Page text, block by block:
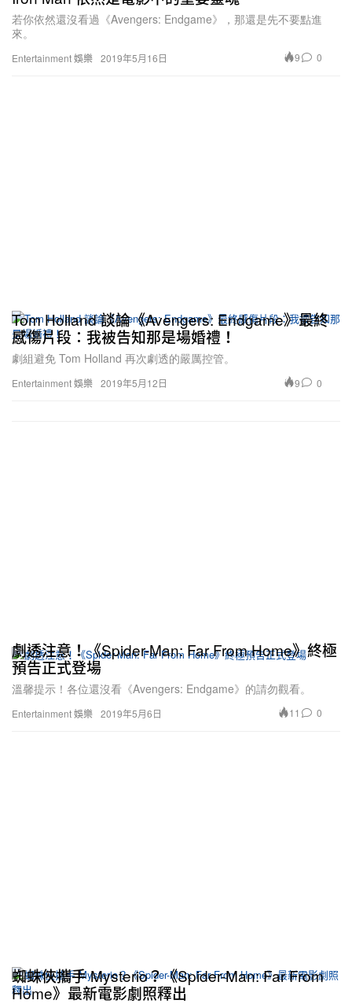
Entertainment 娛樂
若你依然還沒看過《Avengers: Endgame》，那還是先不要點進
來。
2019年5月16日 9 0
Entertainment 娛樂
Tom Holland 談論《Avengers: Endgame》最終
感傷片段：我被告知那是場婚禮！
劇組避免 Tom Holland 再次劇透的嚴厲控管。
2019年5月12日 9 0
Entertainment 娛樂
劇透注意！《Spider-Man: Far From Home》終極
預告正式登場
溫馨提示！各位還沒看《Avengers: Endgame》的請勿觀看。
2019年5月6日 11 0
蜘蛛俠攜手 Mysterio？《Spider-Man: Far From
Home》最新電影劇照釋出